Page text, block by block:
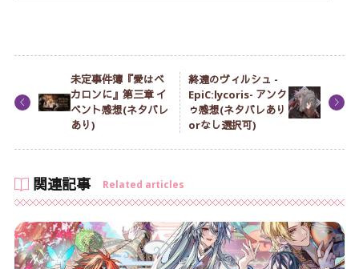
未定事件簿『愛はベ
カロンに』第三章 イ
ベント感想(ネタバレ
あり)
終遠のヴィルシュ -
EpiC:lycoris- アンク
ゥ感想(ネタバレあり
orなし選択可)
関連記事 Related articles